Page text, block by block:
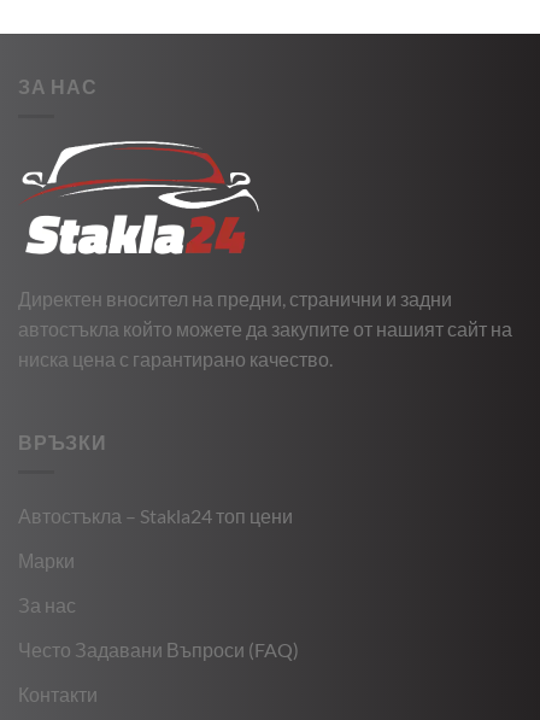
ЗА НАС
Директен вносител на предни, странични и задни
автостъкла който можете да закупите от нашият сайт на
ниска цена с гарантирано качество.
ВРЪЗКИ
Автостъкла – Stakla24 топ цени
Марки
За нас
Често Задавани Въпроси (FAQ)
Контакти